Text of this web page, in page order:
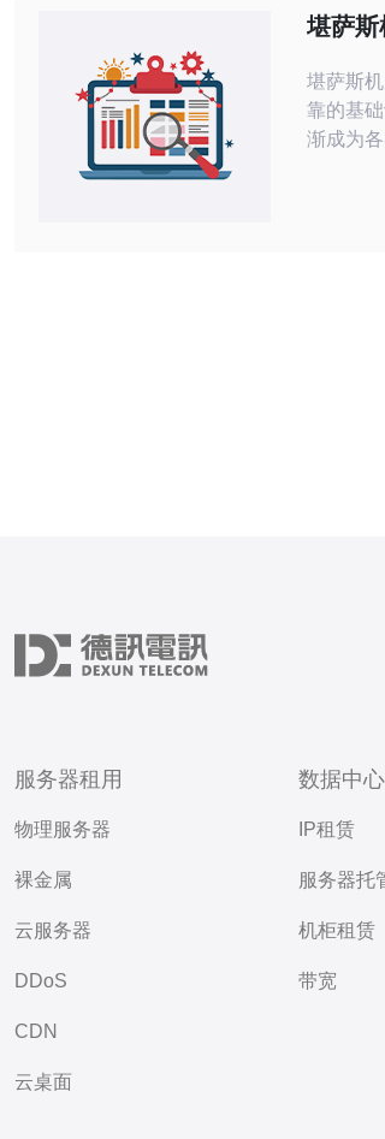
搭建站群
群搭建能
堪萨斯
堪萨斯
靠的基
渐成为
服务器租用
物理服务器
裸金属
云服务器
DDoS
CDN
云桌面
数据中心
IP租赁
服务器托
机柜租赁
带宽